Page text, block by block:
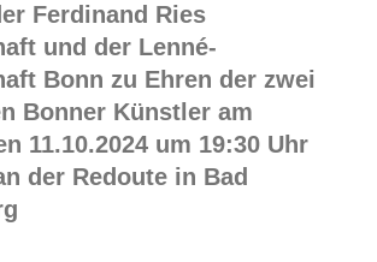
Ferdinand Ries
und der Lenné-
Bonn zu Ehren der zwei
Bonner Künstler am
11.10.2024 um 19:30 Uhr
der Redoute in Bad